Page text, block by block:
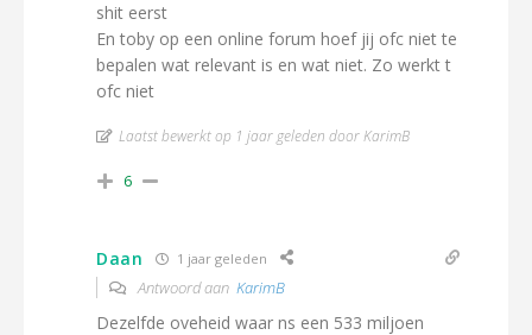
shit eerst
En toby op een online forum hoef jij ofc niet te
bepalen wat relevant is en wat niet. Zo werkt t
ofc niet
Laatst bewerkt op 1 jaar geleden door KarimB
6
Daan 1 jaar geleden
Antwoord aan KarimB
Dezelfde oveheid waar ns een 533 miljoen